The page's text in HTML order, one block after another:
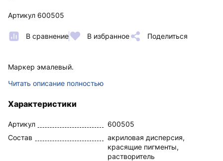
Артикул 600505
В сравнение В избранное Поделиться
Маркер эмалевый.
Читать описание полностью
Характеристики
Артикул
600505
Состав
акриловая дисперсия,
красящие пигменты,
растворитель